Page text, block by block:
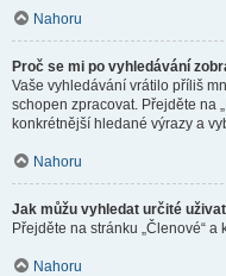
Nahoru
Proč se mi po vyhledávání
Vaše vyhledávání vrátilo příliš
schopen zpracovat. Přejděte na
konkrétnější hledané výrazy a
Nahoru
Jak můžu vyhledat určité
Přejděte na stránku „Členové“
Nahoru